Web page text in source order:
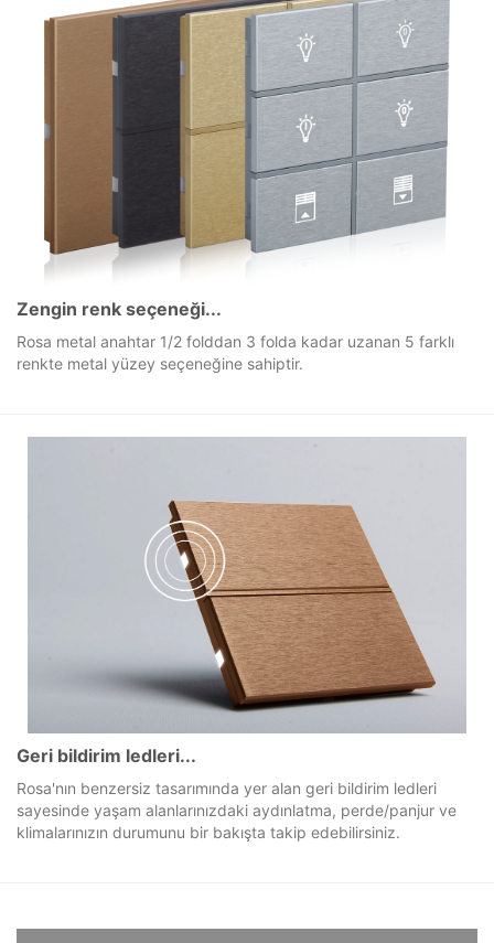
Zengin renk seçeneği...
Rosa metal anahtar 1/2 folddan 3 folda kadar uzanan 5 farklı
Geri bildirim ledleri...
Rosa'nın benzersiz tasarımında yer alan geri bildirim ledleri
sayesinde yaşam alanlarınızdaki aydınlatma, perde/panjur ve